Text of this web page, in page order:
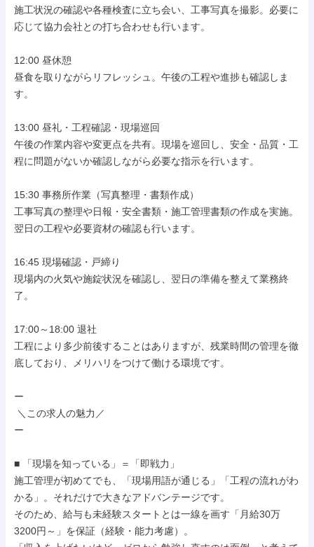
施工状況の確認や各種検査に立ち会い、工事写真を撮影。必要に
応じて協力会社との打ち合わせも行います。
12:00 昼休憩
昼食を取りながらリフレッシュ。午後の工程や進捗も確認しま
す。
13:00 昼礼・工程確認・現場巡回
午後の作業内容や変更点を共有。現場を巡回し、安全・品質・工
程に問題がないか確認しながら必要な指示を行います。
15:30 事務所作業（写真整理・書類作成）
工事写真の整理や日報・安全書類・施工管理書類の作成を実施。
翌日の工程や必要資材の確認も行います。
16:45 現場確認・戸締り
現場内の火気や施錠状況を確認し、翌日の準備を整えて業務終
了。
17:00～18:00 退社
工程により多少前後することはありますが、残業時間の管理を徹
底しており、メリハリをつけて働ける環境です。
ー
ー
■ 「現場を知っている」＝「即戦力」
施工管理が初めてでも、「現場用語が通じる」「工程の流れがわ
かる」。それだけで大きなアドバンテージです。
そのため、給与も未経験スタートとは一線を画す「月給30万
3200円～」を保証（経験・能力考慮）。